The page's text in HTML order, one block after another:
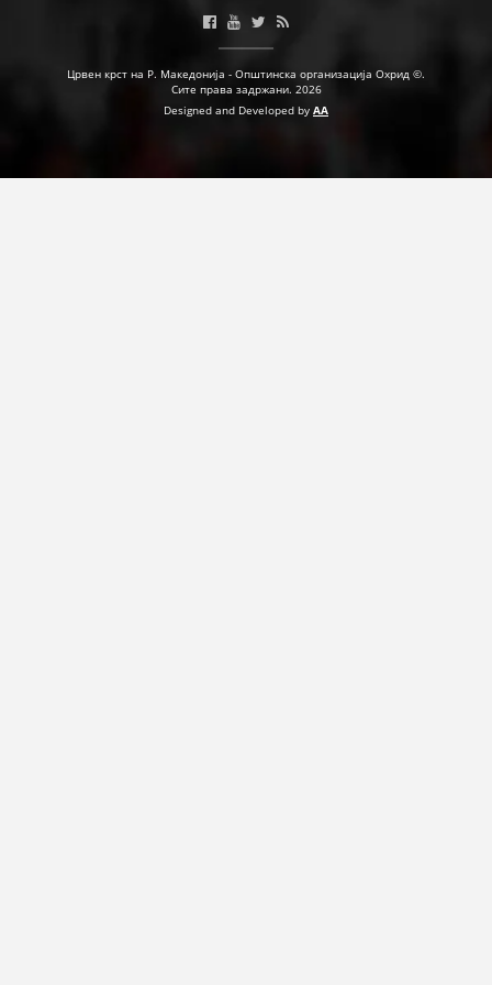
СТРАТЕГИИ
Црвен крст на Р. Македонија - Општинска организација Охрид ©.
Сите права задржани. 2026
Designed and Developed by AA